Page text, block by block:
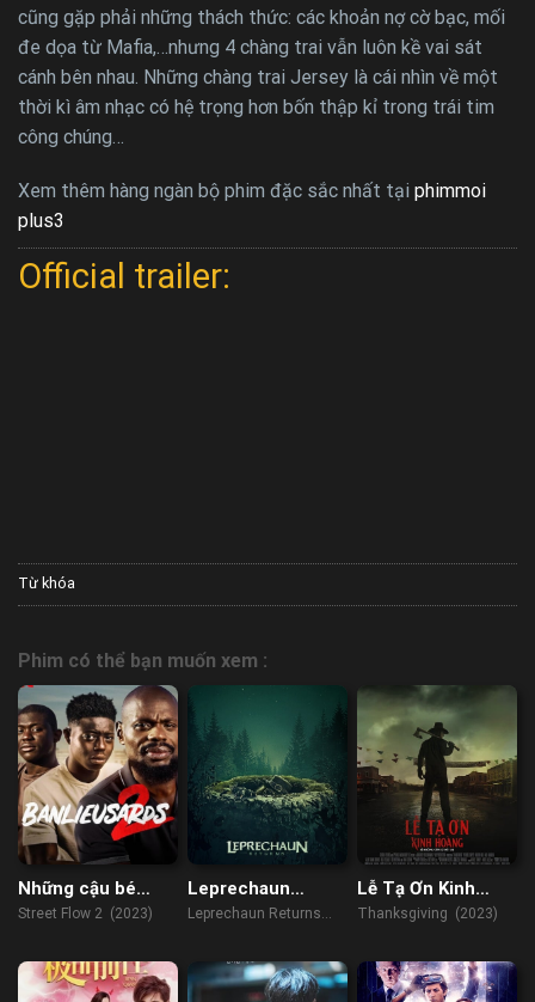
cũng gặp phải những thách thức: các khoản nợ cờ bạc, mối
đe dọa từ Mafia,…nhưng 4 chàng trai vẫn luôn kề vai sát
cánh bên nhau. Những chàng trai Jersey là cái nhìn về một
thời kì âm nhạc có hệ trọng hơn bốn thập kỉ trong trái tim
công chúng…
Xem thêm hàng ngàn bộ phim đặc sắc nhất tại phimmoi
plus3
Official trailer:
Từ khóa
Phim có thể bạn muốn xem :
Những cậu bé
vùng ngoại ô 2
Street Flow 2 (2023)
Leprechaun
Returns
Leprechaun Returns
Lễ Tạ Ơn Kinh
Hoàng
Thanksgiving (2023)